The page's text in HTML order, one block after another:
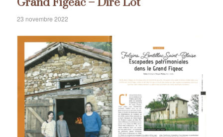
23 novembre 2022